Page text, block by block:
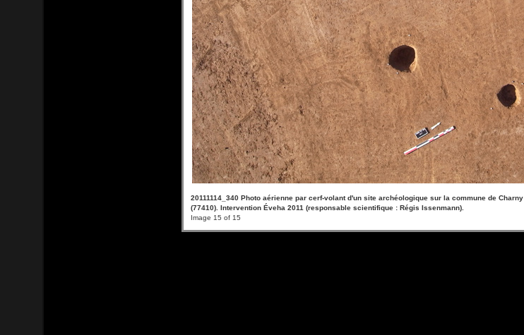
20111114_340 Photo aérienne par cerf-volant d'un site archéologique sur la commune de Charny
(77410). Intervention Éveha 2011 (responsable scientifique : Régis Issenmann).
Image 15 of 15